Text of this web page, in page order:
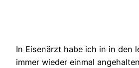
In Eisenärzt habe ich in in den
immer wieder einmal